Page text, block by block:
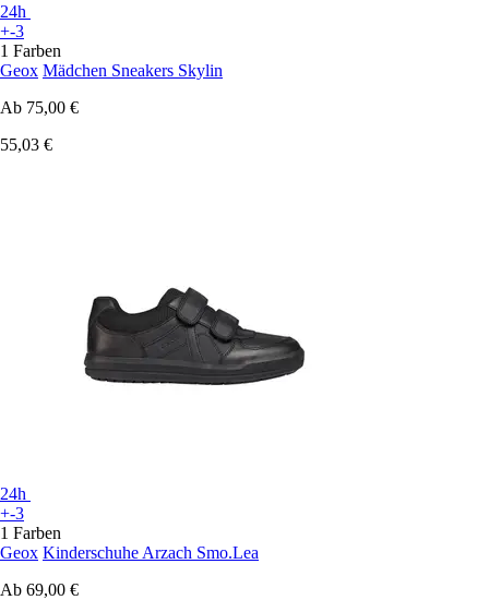
24h
+-3
1 Farben
Geox Mädchen Sneakers Skylin
Ab 75,00 €
55,03 €
24h
+-3
1 Farben
Geox Kinderschuhe Arzach Smo.Lea
Ab 69,00 €